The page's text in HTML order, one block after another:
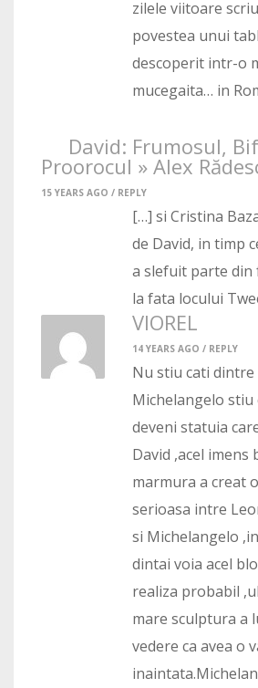
zilele viitoare
povestea unui
descoperit intr-o
mucegaita… in
David: Frumosul,
Proorocul » Alex
15 YEARS AGO / REPLY
[…] si Cristina
de David, in timp
a slefuit parte
la fata locului
VIOREL
14 YEARS AGO / REPLY
Nu stiu cati
Michelangelo stiu
deveni statuia
David ,acel imens
marmura a creat
serioasa intre
si Michelangelo
dintai voia acel
realiza probabil
mare sculptura a
vedere ca avea o